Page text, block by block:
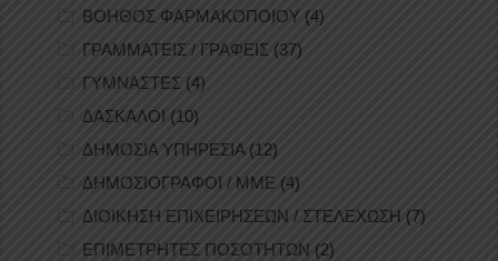
ΒΟΗΘΟΣ ΦΑΡΜΑΚΟΠΟΙΟΥ (4)
ΓΡΑΜΜΑΤΕΙΣ / ΓΡΑΦΕΙΣ (37)
ΓΥΜΝΑΣΤΕΣ (4)
ΔΑΣΚΑΛΟΙ (10)
ΔΗΜΟΣΙΑ ΥΠΗΡΕΣΙΑ(12)
ΔΗΜΟΣΙΟΓΡΑΦΟΙ / ΜΜΕ (4)
ΔΙΟΙΚΗΣΗ ΕΠΙΧΕΙΡΗΣΕΩΝ / ΣΤΕΛΕΧΩΣΗ (7)
ΕΠΙΜΕΤΡΗΤΕΣ ΠΟΣΟΤΗΤΩΝ (2)